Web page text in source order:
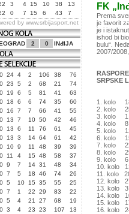
3 4 15 10 38
13
0 7 15 6 43
7
by www.srbijasport.net
2 0 INđIJA
24 4 2 106 38
76
23 5 2 68 21
74
19 6 5 81 41
63
18 6 6 74 35
60
16 7 7 66 41
55
13 7 10 50 42
46
13 6 11 76 61
45
13 3 14 64 61
42
10 9 11 48 39
39
11 4 15 48 58
37
9 7 14 31 48
34
7 5 18 46 74
26
5 10 15 35 55
25
7 1 22 29 83
22
5 4 21 27 68
19
3 4 23 23 107
13
FK
Prema
je favorit
je i
ishod bi
bulu“.
2007/
SRPSKE
1. kolo
2. kolo
3. kolo
4. kolo
5. kolo
6. kolo
7. kolo
8. kolo
9. kolo
10. kolo
11. kolo
12. kolo
13. kolo
14. kolo
15. kolo
16. kolo